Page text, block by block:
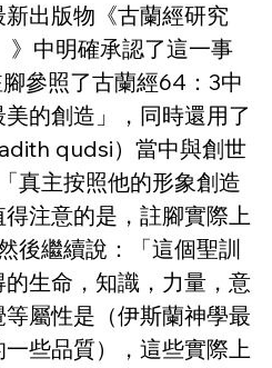
出版物《古蘭經研究
》中明確承認了這一事
參照了古蘭經64：3中
的創造」，同時還用了
qudsi）當中與創世
真主按照他的形象創造
注意的是，註腳實際上
後繼續說：「這個聖訓
生命，知識，力量，意
屬性是（伊斯蘭神學最
些品質），這些實際上